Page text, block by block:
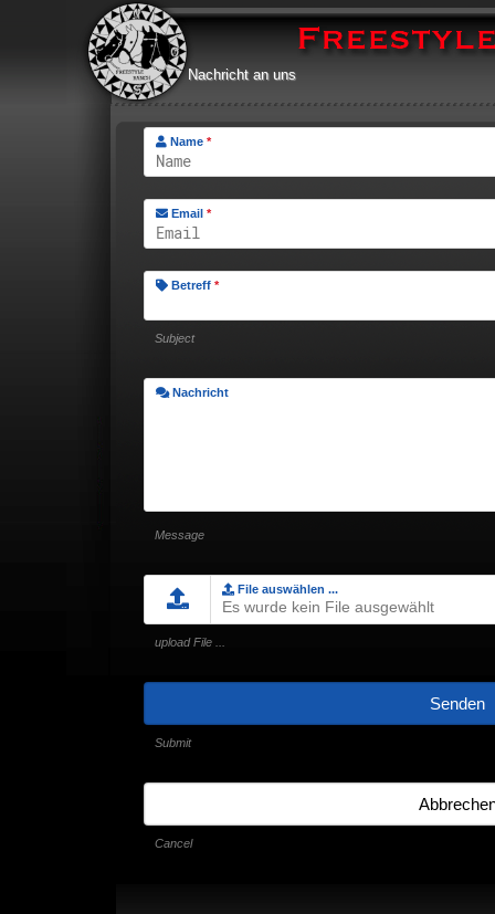
Nachricht an uns
Name *
Email *
Betreff *
Subject
Nachricht
Message
File auswählen ...
Es wurde kein File ausgewählt
upload File ...
Senden
Submit
Cancel